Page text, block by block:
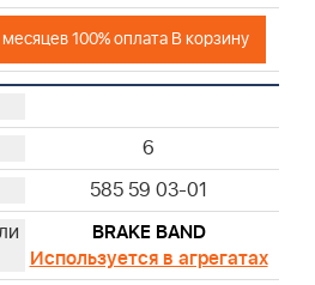
100% оплата В корзину
6
585 59 03-01
BRAKE BAND
Используется в агрегатах